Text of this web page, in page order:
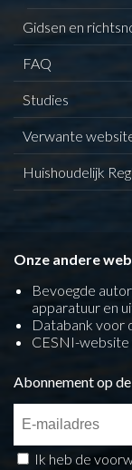
Gidsen en
FAQ
Studies
Verwante
Huishoudelijk
Onze andere
Bevoegde
apparatuur en
Databank voor
CESNI-website
Abonnement op
Ik heb de